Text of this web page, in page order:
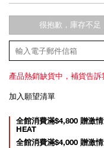
很抱歉，庫存不足
產品熱銷缺貨中，補貨告訴
加入願望清單
Promotions
全館消費滿$4,800 贈激
HEAT
全館消費滿$4,000 贈激